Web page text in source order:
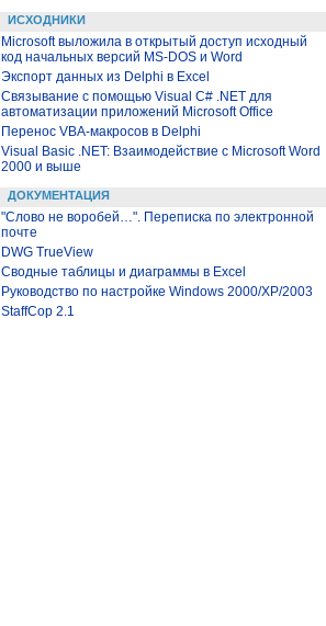
ИСХОДНИКИ
Microsoft выложила в открытый доступ исходный
код начальных версий MS-DOS и Word
Экспорт данных из Delphi в Excel
Связывание с помощью Visual C# .NET для
автоматизации приложений Microsoft Office
Перенос VBA-макросов в Delphi
Visual Basic .NET: Взаимодействие с Microsoft Word
2000 и выше
ДОКУМЕНТАЦИЯ
"Слово не воробей…". Переписка по электронной
почте
DWG TrueView
Сводные таблицы и диаграммы в Excel
Руководство по настройке Windows 2000/XP/2003
StaffCop 2.1